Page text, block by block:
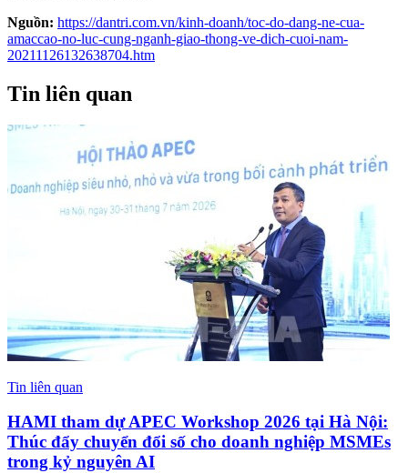
Nguồn: https://dantri.com.vn/kinh-doanh/toc-do-dang-ne-cua-
amaccao-no-luc-cung-nganh-giao-thong-ve-dich-cuoi-nam-
20211126132638704.htm
Tin liên quan
Tin liên quan
HAMI tham dự APEC Workshop 2026 tại Hà Nội:
Thúc đẩy chuyển đổi số cho doanh nghiệp MSMEs
trong kỷ nguyên AI